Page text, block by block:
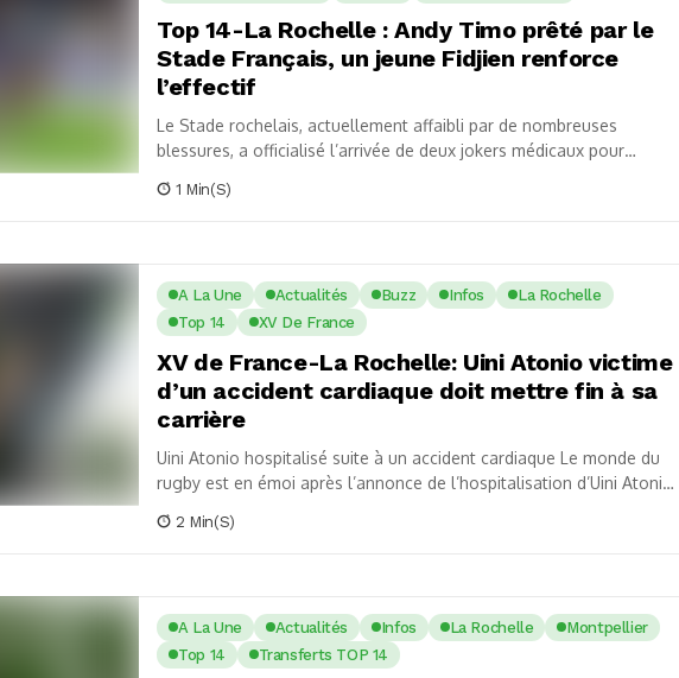
Top 14-La Rochelle : Andy Timo prêté par le
Stade Français, un jeune Fidjien renforce
l’effectif
Le Stade rochelais, actuellement affaibli par de nombreuses
blessures, a officialisé l’arrivée de deux jokers médicaux pour
1 Min(s)
A La Une Actualités Buzz Infos
La Rochelle
Top 14
XV De France
XV de France-La Rochelle: Uini Atonio victime
d’un accident cardiaque doit mettre fin à sa
carrière
Uini Atonio hospitalisé suite à un accident cardiaque Le monde du
rugby est en émoi après l’annonce de l’hospitalisation d’Uini Atonio,
2 Min(s)
A La Une Actualités Infos La Rochelle
Montpellier
Top 14
Transferts TOP 14